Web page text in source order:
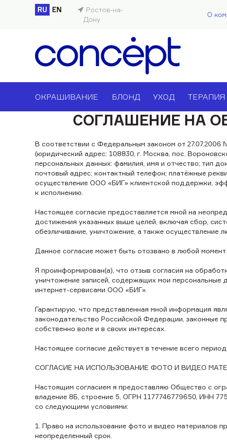
RU EN
Ростов-на-
Дону
О
ОКРАШИВАНИЕ БЛОНД УХОД ТЕРАПИЯ
СОГЛАШЕНИЕ НА
В соответствии с Федеральным законом от
(юридический адрес: 108830, г. Москва, пос.
персональных данных: фамилия, имя и отчество; тип
почтовый адрес; контактный телефон; платёжные
осуществление ООО «БИГ» клиентской поддержки,
к исполнению.
Настоящее согласие предоставляется мной на
достижения указанных выше целей, включая сбор,
обезличивание, уничтожение, а также
Данное согласие может быть отозвано в любой
Я проинформирован(а), что отзыв согласия на
уничтожение записей, содержащих мои
интернет-сервисами ООО «БИГ».
Гарантирую, что представленная мной информация
законодательство Российской Федерации, законные
собственно воле и в своих интересах.
Настоящее согласие действует в течение всего
СОГЛАСИЕ НА ИСПОЛЬЗОВАНИЕ ФОТО И ВИДЕО
Настоящим согласием я предоставляю Общество с
владение 8Б, строение 5, ОГРН 1177746779650, ИНН
со следующими условиями:
1. Право на использование фото и видео материалов
неопределенный срок.